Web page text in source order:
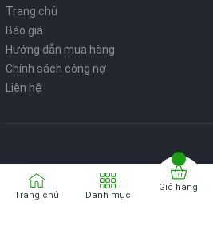
Trang chủ
Báo giá
Hướng dẫn mua hàng
Chính sách công nợ
Liên hệ
Bản quyển thuộc về VPP ONLINE
Trang chủ Danh mục
Giỏ hàng